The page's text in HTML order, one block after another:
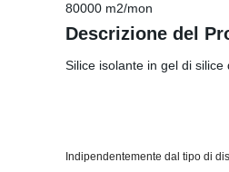
80000 m2/mon
Descrizione del
Silice isolante in gel di
Indipendentemente dal tipo di